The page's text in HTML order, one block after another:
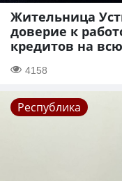
Жительница
доверие к
кредитов на
4158
Республика